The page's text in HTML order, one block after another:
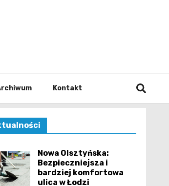
Kontakt
Nowa Olsztyńska:
Bezpieczniejsza i
bardziej komfortowa
ulica w Łodzi